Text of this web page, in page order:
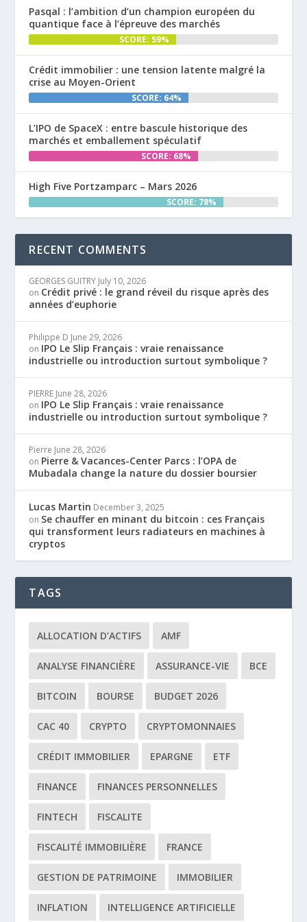
Pasqal : l’ambition d’un champion européen du
quantique face à l’épreuve des marchés
SCORE: 59%
Crédit immobilier : une tension latente malgré la
crise au Moyen-Orient
SCORE: 64%
L’IPO de SpaceX : entre bascule historique des
marchés et emballement spéculatif
SCORE: 68%
High Five Portzamparc – Mars 2026
SCORE: 78%
RECENT COMMENTS
GEORGES GUITRY July 10, 2026
on Crédit privé : le grand réveil du risque après des
années d’euphorie
Philippe D June 29, 2026
on IPO Le Slip Français : vraie renaissance
industrielle ou introduction surtout symbolique ?
PIERRE June 28, 2026
on IPO Le Slip Français : vraie renaissance
industrielle ou introduction surtout symbolique ?
Pierre June 28, 2026
on Pierre & Vacances-Center Parcs : l’OPA de
Mubadala change la nature du dossier boursier
Lucas Martin December 3, 2025
on Se chauffer en minant du bitcoin : ces Français
qui transforment leurs radiateurs en machines à
cryptos
TAGS
ALLOCATION D’ACTIFS AMF
ANALYSE FINANCIÈRE ASSURANCE-VIE BCE
BITCOIN BOURSE BUDGET 2026
CAC 40 CRYPTO CRYPTOMONNAIES
CRÉDIT IMMOBILIER EPARGNE ETF
FINANCE FINANCES PERSONNELLES
FINTECH FISCALITE
FISCALITÉ IMMOBILIÈRE FRANCE
GESTION DE PATRIMOINE IMMOBILIER
INFLATION INTELLIGENCE ARTIFICIELLE